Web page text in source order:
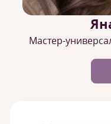
Мастер-